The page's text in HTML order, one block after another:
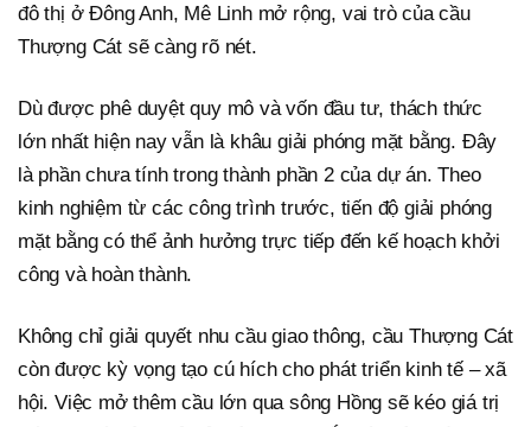
đô thị ở Đông Anh, Mê Linh mở rộng, vai trò của cầu
Thượng Cát sẽ càng rõ nét.
Dù được phê duyệt quy mô và vốn đầu tư, thách thức
lớn nhất hiện nay vẫn là khâu giải phóng mặt bằng. Đây
là phần chưa tính trong thành phần 2 của dự án. Theo
kinh nghiệm từ các công trình trước, tiến độ giải phóng
mặt bằng có thể ảnh hưởng trực tiếp đến kế hoạch khởi
công và hoàn thành.
Không chỉ giải quyết nhu cầu giao thông, cầu Thượng Cát
còn được kỳ vọng tạo cú hích cho phát triển kinh tế – xã
hội. Việc mở thêm cầu lớn qua sông Hồng sẽ kéo giá trị